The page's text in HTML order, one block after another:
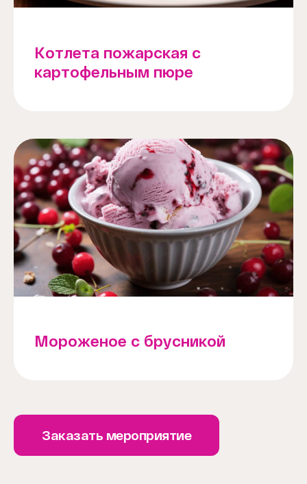
Котлета пожарская с
картофельным пюре
Мороженое с брусникой
Заказать мероприятие